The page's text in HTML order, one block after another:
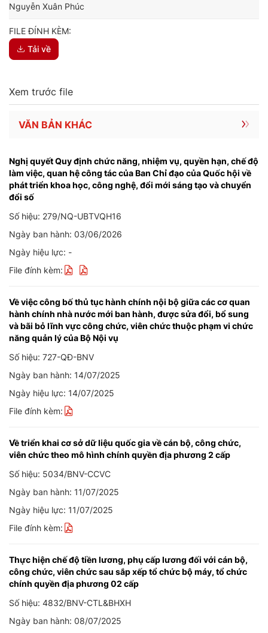
Nguyễn Xuân Phúc
FILE ĐÍNH KÈM:
Tải về
Xem trước file
VĂN BẢN KHÁC
Nghị quyết Quy định chức năng, nhiệm vụ, quyền hạn, chế độ
làm việc, quan hệ công tác của Ban Chỉ đạo của Quốc hội về
phát triển khoa học, công nghệ, đổi mới sáng tạo và chuyển
đổi số
Số hiệu: 279/NQ-UBTVQH16
Ngày ban hành: 03/06/2026
Ngày hiệu lực: -
File đính kèm:
Về việc công bố thủ tục hành chính nội bộ giữa các cơ quan
hành chính nhà nước mới ban hành, được sửa đổi, bổ sung
và bãi bỏ lĩnh vực công chức, viên chức thuộc phạm vi chức
năng quản lý của Bộ Nội vụ
Số hiệu: 727-QĐ-BNV
Ngày ban hành: 14/07/2025
Ngày hiệu lực: 14/07/2025
File đính kèm:
Về triển khai cơ sở dữ liệu quốc gia về cán bộ, công chức,
viên chức theo mô hình chính quyền địa phương 2 cấp
Số hiệu: 5034/BNV-CCVC
Ngày ban hành: 11/07/2025
Ngày hiệu lực: 11/07/2025
File đính kèm:
Thực hiện chế độ tiền lương, phụ cấp lương đối với cán bộ,
công chức, viên chức sau sắp xếp tổ chức bộ máy, tổ chức
chính quyền địa phương 02 cấp
Số hiệu: 4832/BNV-CTL&BHXH
Ngày ban hành: 08/07/2025